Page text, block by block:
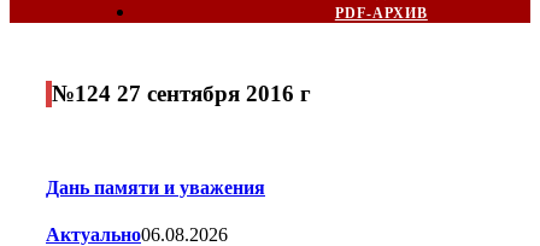
PDF-АРХИВ
№124 27 сентября 2016 г
Дань памяти и уважения
Актуально06.08.2026